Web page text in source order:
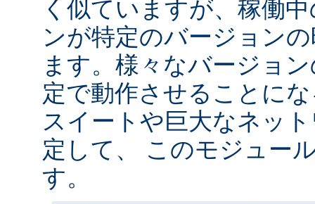
く似ていますが、稼働
ンが特定のバージョン
ます。様々なバージョ
定で動作させることに
スイートや巨大なネッ
定して、 このモジュー
す。